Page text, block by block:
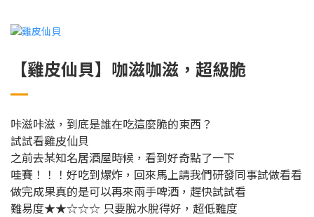
【雞皮仙貝】咖滋咖滋，超級脆
咔滋咔滋，到底是誰在吃這麼脆的東西？
試試看雞皮仙貝
之前去某知名居酒屋時候，看到好奇點了一下
哇賽！！！好吃到爆炸，回來馬上請我們研發同事試做看看
做完成果真的是可以再來兩手啤酒，趕快試試看
難易度★★☆☆☆ 只要脫水脫得好，超低難度